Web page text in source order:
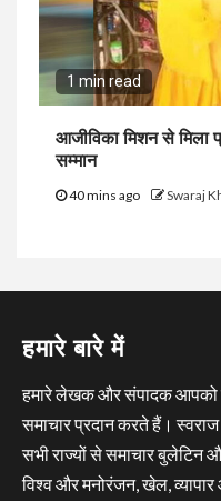
1 min read
आजीविका मिशन से मिला
सम्मान
40 mins ago Swaraj
हमारे बारे में
हमारे लेखक और संपादक आपको
समाचार प्रदान करते हैं।
सभी राज्यों से समाचार बुलेटिन
विश्व और मनोरंजन, खेल,